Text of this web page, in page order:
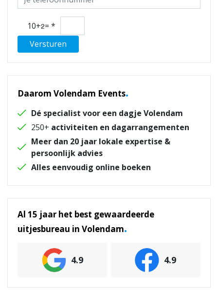
10+ = *
Versturen
Daarom Volendam Events.
Dé specialist voor een dagje Volendam
250+ activiteiten en dagarrangementen
Meer dan 20 jaar lokale expertise &
persoonlijk advies
Alles eenvoudig online boeken
Al 15 jaar het best gewaardeerde
uitjesbureau in Volendam.
4.9 4.9